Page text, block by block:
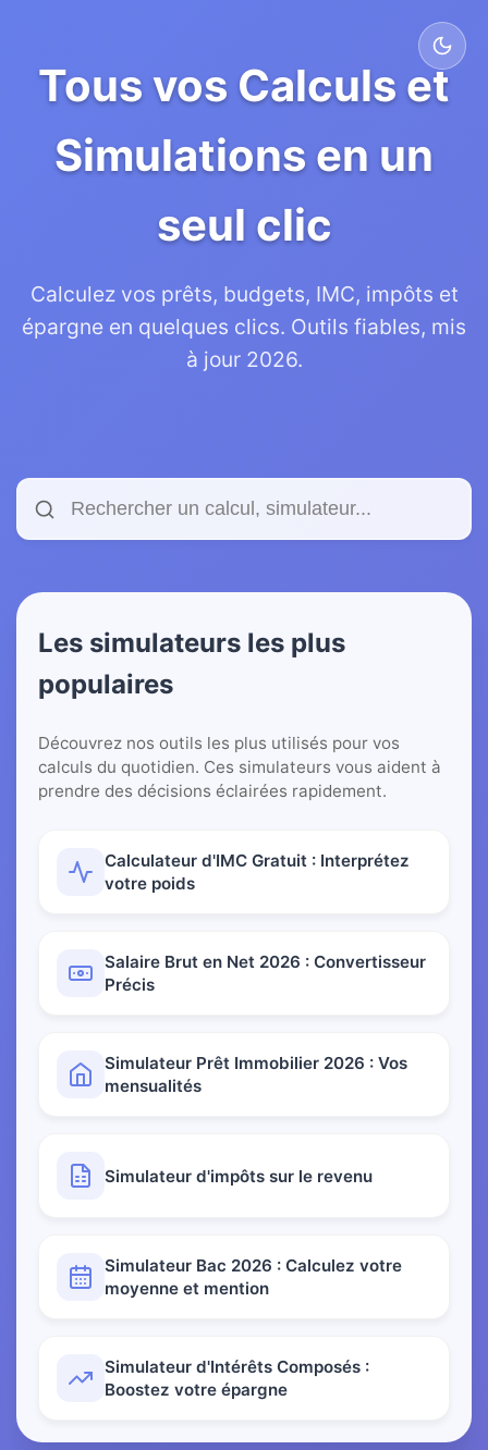
Tous vos Calculs et
Simulations en un
seul clic
Calculez vos prêts, budgets, IMC, impôts et
épargne en quelques clics. Outils fiables, mis
à jour 2026.
Les simulateurs les plus
populaires
Découvrez nos outils les plus utilisés pour vos
calculs du quotidien. Ces simulateurs vous aident à
prendre des décisions éclairées rapidement.
Calculateur d'IMC Gratuit : Interprétez
votre poids
Salaire Brut en Net 2026 : Convertisseur
Précis
Simulateur Prêt Immobilier 2026 : Vos
mensualités
Simulateur d'impôts sur le revenu
Simulateur Bac 2026 : Calculez votre
moyenne et mention
Simulateur d'Intérêts Composés :
Boostez votre épargne